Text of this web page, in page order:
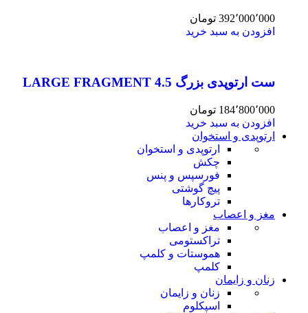
392٬000٬000 تومان
افزودن به سبد خرید
ست ارتوپدی بزرگ 4.5 LARGE FRAGMENT
184٬800٬000 تومان
افزودن به سبد خرید
ارتوپدی و استخوان
ارتوپدی و استخوان
چکش
فورسپس و پنس
پیچ گوشتی
تروکارها
مغز و اعصاب
مغز و اعصاب
تراکستومی
هموستات و کلمپ
کلمپ
زنان و زایمان
زنان و زایمان
اسپکلوم